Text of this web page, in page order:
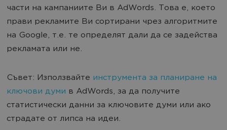
части на кампаниите Ви в AdWords. Това е, което
прави рекламите Ви сортирани чрез алгоритмите
на Google, т.е. те определят дали да се задейства
рекламата или не.
Съвет: Използвайте инструмента за планиране на
ключови думи в AdWords, за да получите
статистически данни за ключовите думи или ако
страдате от липса на идеи.